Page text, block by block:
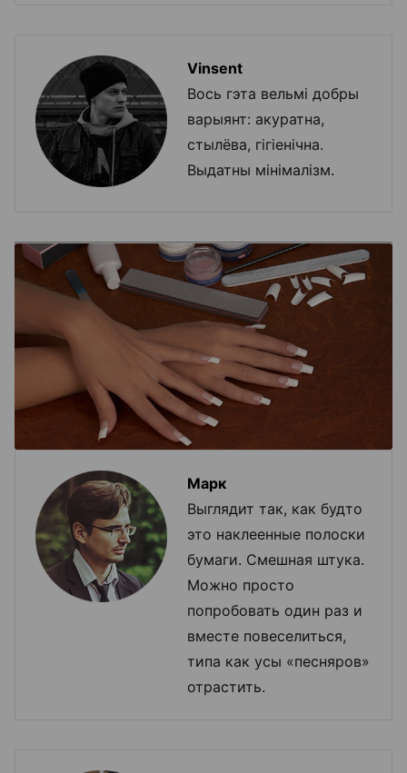
Vinsent
Вось гэта вельмі добры
варыянт: акуратна,
стылёва, гігіенічна.
Выдатны мінімалізм.
Марк
Выглядит так, как будто
это наклеенные полоски
бумаги. Смешная штука.
Можно просто
попробовать один раз и
вместе повеселиться,
типа как усы «песняров»
отрастить.